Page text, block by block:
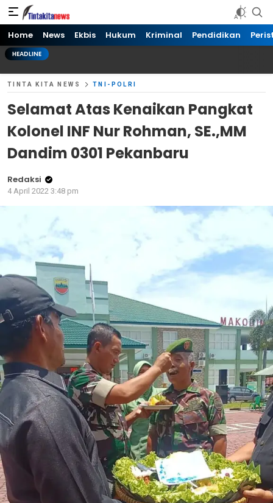
Tinta kita News
Informasi Terkini
Home News Ekbis Hukum Kriminal Pendidikan
HEADLINE
TINTA KITA NEWS TNI-POLRI
Selamat Atas Kenaikan Pangkat
Kolonel INF Nur Rohman, SE.,MM
Dandim 0301 Pekanbaru
Redaksi
4 April 2022 3:48 pm